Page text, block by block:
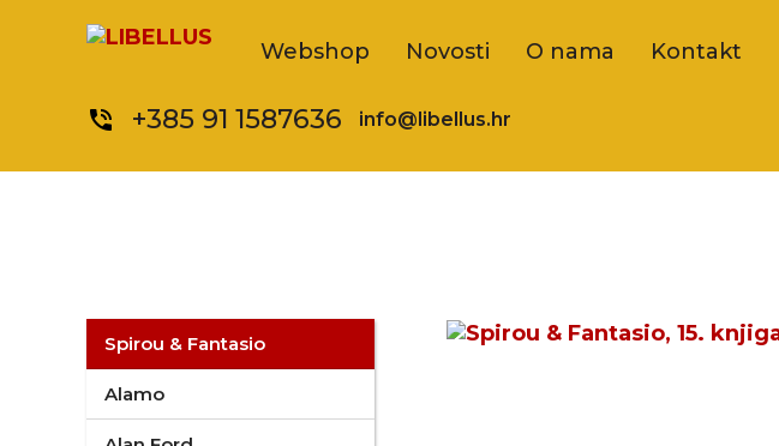
Webshop Novosti O nama Kontakt
phone_in_talk +385 91 1587636 info@libellus.hr
Spirou & Fantasio
Alamo